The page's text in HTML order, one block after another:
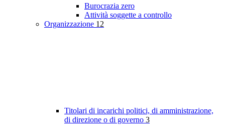
Burocrazia zero
Attività soggette a controllo
Organizzazione 12
Titolari di incarichi politici, di amministrazione,
di direzione o di governo 3